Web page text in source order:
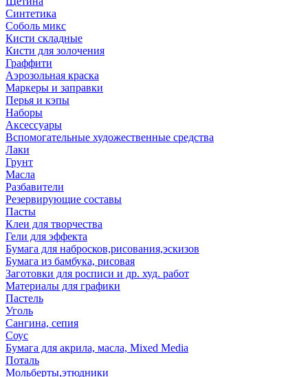
Синтетика
Соболь микс
Кисти складные
Кисти для золочения
Граффити
Аэрозольная краска
Маркеры и заправки
Перья и кэпы
Наборы
Аксессуары
Вспомогательные художественные средства
Лаки
Грунт
Масла
Разбавители
Резервирующие составы
Пасты
Клеи для творчества
Гели для эффекта
Бумага для набросков,рисования,эскизов
Бумага из бамбука, рисовая
Заготовки для росписи и др. худ. работ
Материалы для графики
Пастель
Уголь
Сангина, сепия
Соус
Бумага для акрила, масла, Mixed Media
Поталь
Мольберты,этюдники